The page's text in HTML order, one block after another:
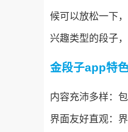
候可以放松一下
兴趣类型的段子
金段子app特色
内容充沛多样：
界面友好直观：